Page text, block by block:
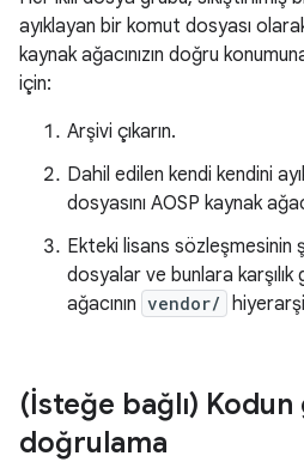
ayıklayan bir komut dosyası
kaynak ağacınızın doğru
için:
Arşivi çıkarın.
Dahil edilen kendi kendini
dosyasını AOSP kaynak
Ekteki lisans sözleşmesinin
dosyalar ve bunlara
ağacının vendor/
(İsteğe bağlı)
doğrulama